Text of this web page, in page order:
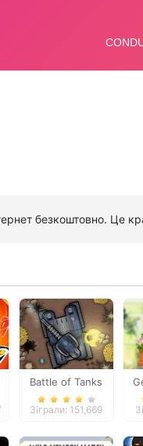
безкоштовно. Це
Battle of Tanks
Зіграли: 151,669